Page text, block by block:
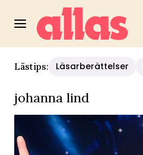
Lästips: Läsarberättelser
johanna lind